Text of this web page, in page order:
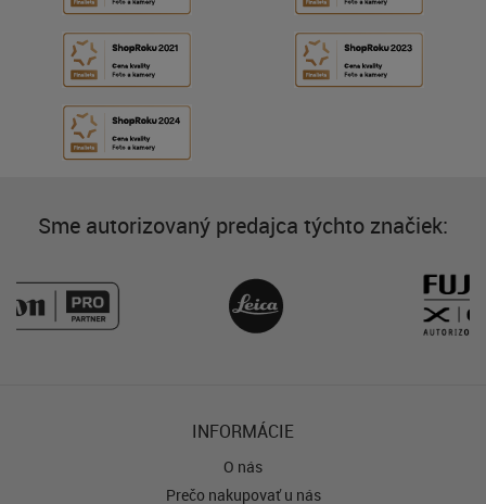
Sme autorizovaný predajca týchto značiek:
INFORMÁCIE
O nás
Prečo nakupovať u nás